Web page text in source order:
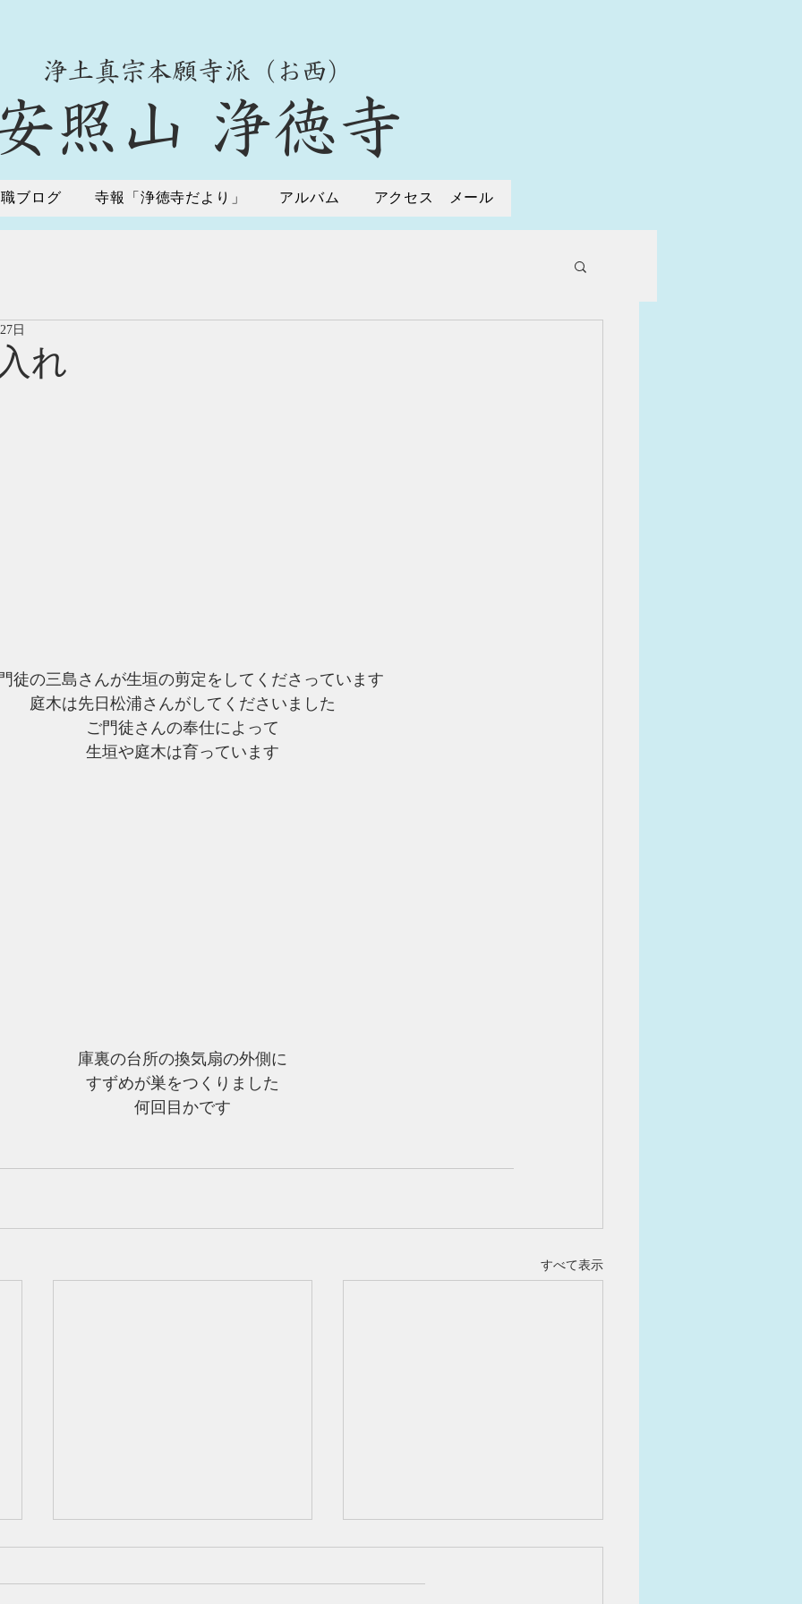
​浄土真宗本願寺派（お西）
照山 浄徳寺
ブログ 寺報「浄徳寺だより」 アルバム アクセス メール
れ
日
徒の三島さんが生垣の剪定をしてくださっています
庭木は先日松浦さんがしてくださいました
ご門徒さんの奉仕によって
生垣や庭木は育っています
庫裏の台所の換気扇の外側に
すずめが巣をつくりました
何回目かです
すべて表示